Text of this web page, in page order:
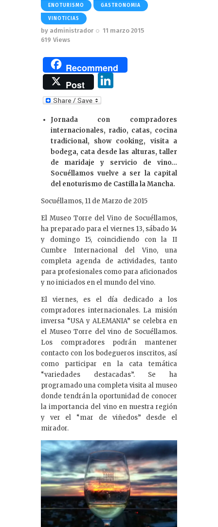
ENOTURISMO GASTRONOMIA
VINOTICIAS
by administrador
11 marzo 2015
619 Views
Recommend
Post
e
dI
n
Jornada con compradores
internacionales, radio, catas, cocina
tradicional, show cooking, visita a
bodega, cata desde las alturas, taller
de maridaje y servicio de vino…
Socuéllamos vuelve a ser la capital
del enoturismo de Castilla la Mancha.
Socuéllamos, 11 de Marzo de 2015
El Museo Torre del Vino de Socuéllamos,
ha preparado para el viernes 13, sábado 14
y domingo 15, coincidiendo con la II
Cumbre Internacional del Vino, una
completa agenda de actividades, tanto
para profesionales como para aficionados
y no iniciados en el mundo del vino.
El viernes, es el día dedicado a los
compradores internacionales. La misión
inversa “USA y ALEMANIA” se celebra en
el Museo Torre del vino de Socuéllamos.
Los compradores podrán mantener
contacto con los bodegueros inscritos, así
como participar en la cata temática
“variedades destacadas”. Se ha
programado una completa visita al museo
donde tendrán la oportunidad de conocer
la importancia del vino en nuestra región
y ver el “mar de viñedos” desde el
mirador.